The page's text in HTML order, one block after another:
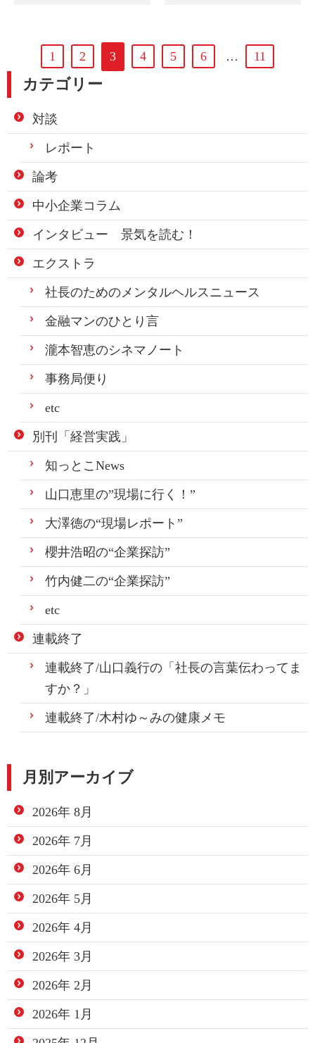
1 2 3 4 5 6 … 11
カテゴリー
対談
レポート
論考
中小企業コラム
インタビュー 景気を読む！
エクストラ
社長のためのメンタルヘルスニュース
金融マンのひとり言
瀧本智恵のシネマノート
事務局便り
etc
別刊「経営実践」
知っとこNews
山口恵里の”現場に行く！”
大澤徳の“現場レポート”
櫻井浩昭の“企業探訪”
竹内健二の“企業探訪”
etc
連載終了
連載終了/山口義行の「社長の言葉伝わってま
すか？」
連載終了/木村ゆ～みの健康メモ
月別アーカイブ
2026年 8月
2026年 7月
2026年 6月
2026年 5月
2026年 4月
2026年 3月
2026年 2月
2026年 1月